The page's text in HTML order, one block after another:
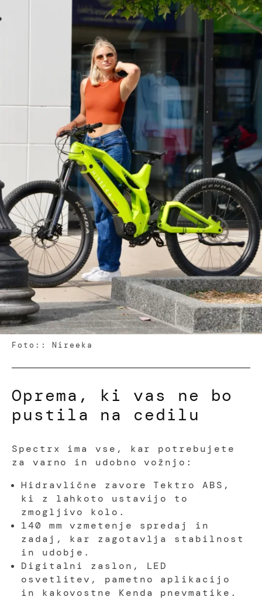
Foto:: Nireeka
Oprema, ki vas ne bo
pustila na cedilu
Spectrx ima vse, kar potrebujete
za varno in udobno vožnjo:
Hidravlične zavore Tektro ABS,
ki z lahkoto ustavijo to
zmogljivo kolo.
140 mm vzmetenje spredaj in
zadaj, kar zagotavlja stabilnost
in udobje.
Digitalni zaslon, LED
osvetlitev, pametno aplikacijo
in kakovostne Kenda pnevmatike.